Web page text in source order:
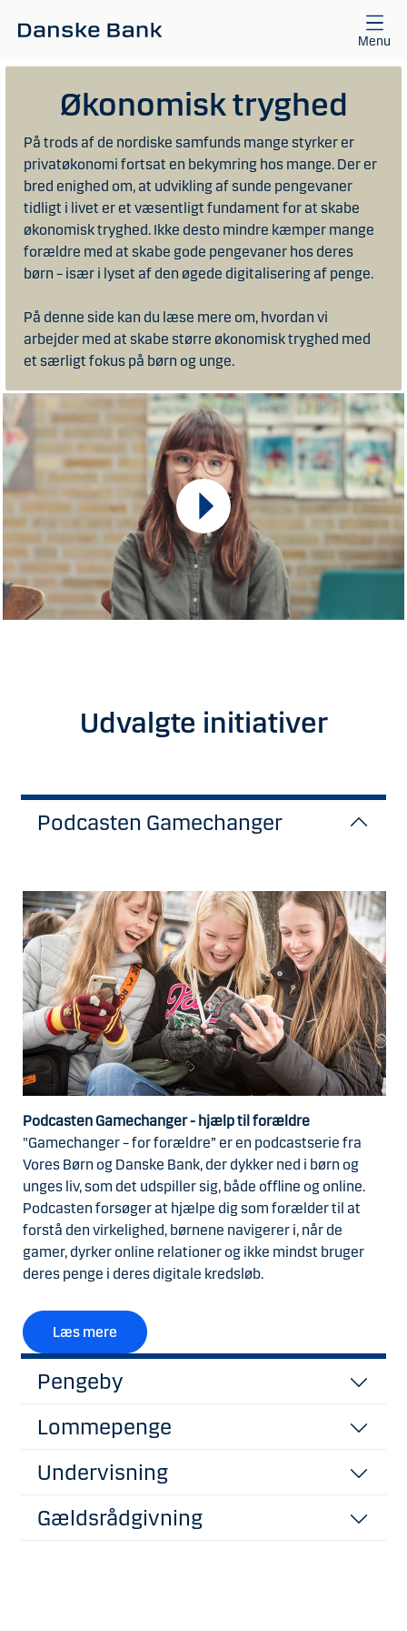
Menu
Økonomisk tryghed
På trods af de nordiske samfunds mange styrker er
privatøkonomi fortsat en bekymring hos mange. Der er
bred enighed om, at udvikling af sunde pengevaner
tidligt i livet er et væsentligt fundament for at skabe
økonomisk tryghed. Ikke desto mindre kæmper mange
forældre med at skabe gode pengevaner hos deres
børn – især i lyset af den øgede digitalisering af penge.
På denne side kan du læse mere om, hvordan vi
arbejder med at skabe større økonomisk tryghed med
et særligt fokus på børn og unge.
Udvalgte initiativer
Podcasten Gamechanger
Podcasten Gamechanger - hjælp til forældre
"Gamechanger – for forældre” er en podcastserie fra
Vores Børn og Danske Bank, der dykker ned i børn og
unges liv, som det udspiller sig, både offline og online.
Podcasten forsøger at hjælpe dig som forælder til at
forstå den virkelighed, børnene navigerer i, når de
gamer, dyrker online relationer og ikke mindst bruger
deres penge i deres digitale kredsløb.
Læs mere
Pengeby
Lommepenge
Undervisning
Gældsrådgivning